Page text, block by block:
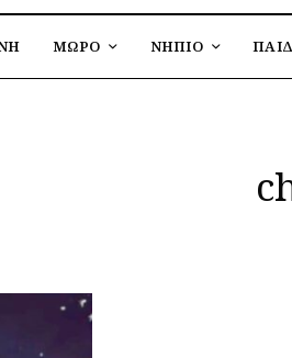
ΜΩΡΟ ΝΗΠΙΟ